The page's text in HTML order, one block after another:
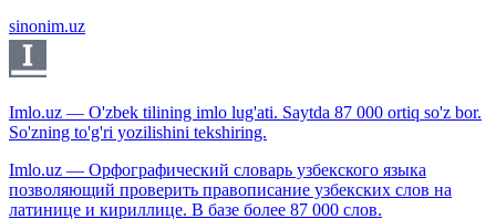
sinonim.uz
Imlo.uz — O'zbek tilining imlo lug'ati. Saytda 87 000 ortiq so'z bor.
So'zning to'g'ri yozilishini tekshiring.
Imlo.uz — Орфографический словарь узбекского языка
позволяющий проверить правописание узбекских слов на
латинице и кириллице. В базе более 87 000 слов.